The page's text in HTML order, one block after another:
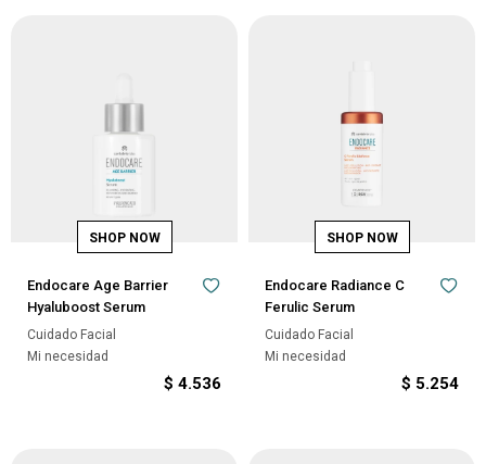
Endocare Age Barrier
Hyaluboost Serum
Cuidado Facial
Mi necesidad
$ 4.536
Endocare Radiance C
Ferulic Serum
Cuidado Facial
Mi necesidad
$ 5.254